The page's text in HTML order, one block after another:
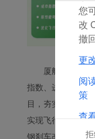
厦航精细制
指数、进离场距
目，夯实预期节
实现飞行全流程
钢刹车改造为碳
您
改
撤
更
阅
策
查